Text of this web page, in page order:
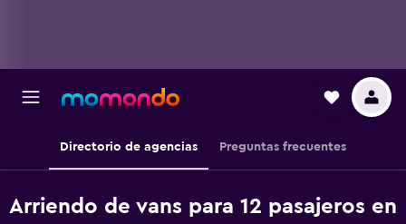
Directorio de agencias Preguntas frecuentes
Arriendo de vans para 12 pasajeros en